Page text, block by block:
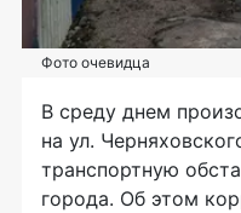
Фото очевидца
В среду днем
на ул.
транспортную
города. Об этом